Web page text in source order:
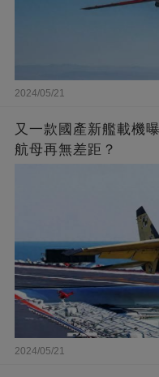
2024/05/21
又一款國產新艦載機
航母再無差距？
2024/05/21